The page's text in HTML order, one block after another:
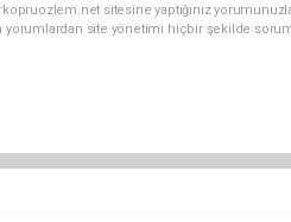
sitesine yaptığınız
yorumlardan site yönetimi hiçbir şekilde